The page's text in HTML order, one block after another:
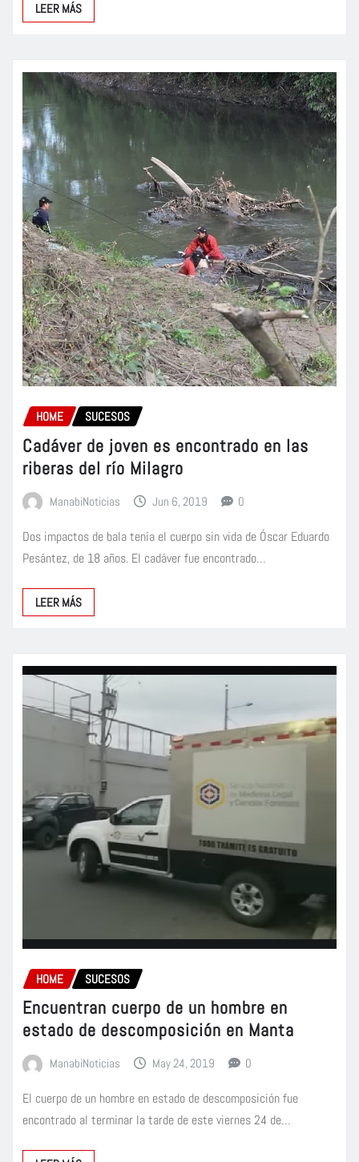
LEER MÁS
HOME SUCESOS
Cadáver de joven es encontrado en las
riberas del río Milagro
ManabiNoticias Jun 6, 2019 0
Dos impactos de bala tenía el cuerpo sin vida de Óscar Eduardo
Pesántez, de 18 años. El cadáver fue encontrado…
LEER MÁS
HOME SUCESOS
Encuentran cuerpo de un hombre en
estado de descomposición en Manta
ManabiNoticias May 24, 2019 0
El cuerpo de un hombre en estado de descomposición fue
encontrado al terminar la tarde de este viernes 24 de…